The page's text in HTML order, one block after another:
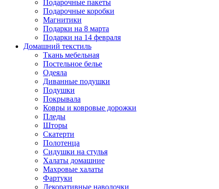
Подарочные пакеты
Подарочные коробки
Магнитики
Подарки на 8 марта
Подарки на 14 февраля
Домашний текстиль
Ткань мебельная
Постельное белье
Одеяла
Диванные подушки
Подушки
Покрывала
Ковры и ковровые дорожки
Пледы
Шторы
Скатерти
Полотенца
Сидушки на стулья
Халаты домашние
Махровые халаты
Фартуки
Декоративные наволочки